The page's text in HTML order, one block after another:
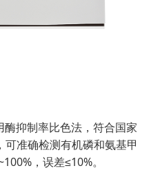
抑制率比色法，符合国家
准确检测有机磷和氨基甲
，误差≤10%。